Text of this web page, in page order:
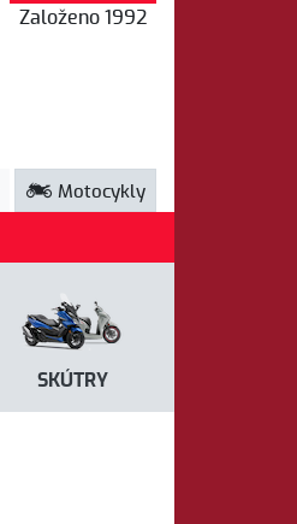
Založeno 1992
Motocykly
SKÚTRY